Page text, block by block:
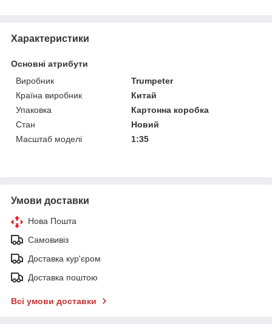
Характеристики
Основні атрибути
Виробник
Trumpeter
Країна виробник
Китай
Упаковка
Картонна коробка
Стан
Новий
Масштаб моделі
1:35
Умови доставки
Нова Пошта
Самовивіз
Доставка кур'єром
Доставка поштою
Всі умови доставки